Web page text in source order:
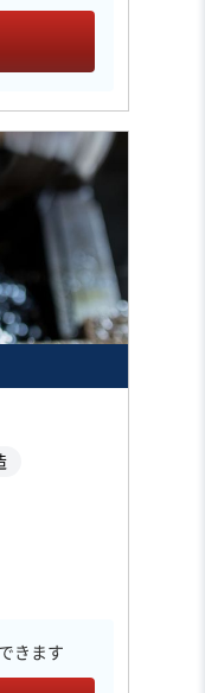
きます